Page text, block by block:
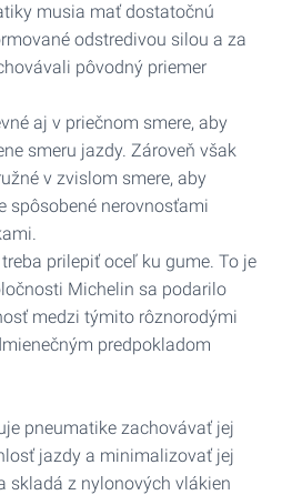
musia mať dostatočnú
odstredivou silou a za
pôvodný priemer
aj v priečnom smere, aby
smeru jazdy. Zároveň však
v zvislom smere, aby
spôsobené nerovnosťami
prilepiť oceľ ku gume. To je
Michelin sa podarilo
medzi týmito rôznorodými
predpokladom
pneumatike zachovávať jej
jazdy a minimalizovať jej
skladá z nylonových vlákien